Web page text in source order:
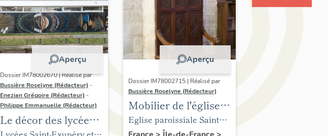
Aperçu
Dossier IM78002670 | Réalisé par
Bussière Roselyne (Rédacteur) -
Enezian Grégoire (Rédacteur) -
Philippe Emmanuelle (Rédacteur)
Le décor des lycées
Aperçu
Dossier IM78002715 | Réalisé par
Bussière Roselyne (Rédacteur)
Mobilier de l'église
Sainte-Anne de
Eglise paroissiale Sainte-